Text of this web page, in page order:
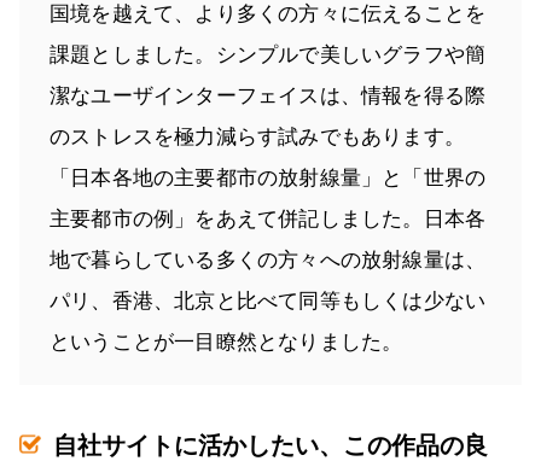
国境を越えて、より多くの方々に伝えることを
課題としました。シンプルで美しいグラフや簡
潔なユーザインターフェイスは、情報を得る際
のストレスを極力減らす試みでもあります。
「日本各地の主要都市の放射線量」と「世界の
主要都市の例」をあえて併記しました。日本各
地で暮らしている多くの方々への放射線量は、
パリ、香港、北京と比べて同等もしくは少ない
ということが一目瞭然となりました。
自社サイトに活かしたい、この作品の良